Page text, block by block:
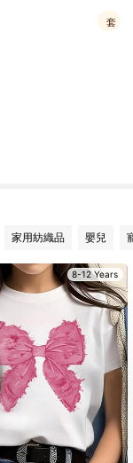
套
家用紡織品 嬰兒
8-12 Years